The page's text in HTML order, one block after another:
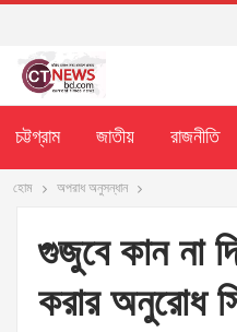
চট্টগ্রাম জাতীয় রাজনীতি
হোম অপরাধ অনুসন্ধান
গুজুবে কান না
করার অনুরোধ